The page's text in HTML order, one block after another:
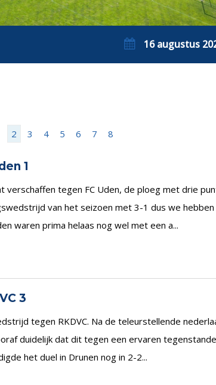
16 augustus
2 3 4 5 6 7 8
1
verschaffen tegen FC Uden, de ploeg met drie
van het seizoen met 3-1 dus we
waren prima helaas nog wel met een a...
3
tegen RKDVC. Na de teleurstellende
duidelijk dat dit tegen een ervaren
het duel in Drunen nog in 2-2...